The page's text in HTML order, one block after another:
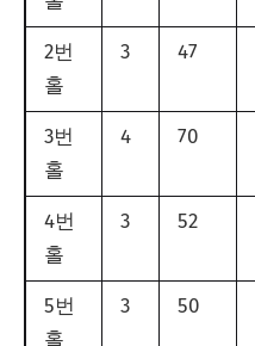
2번
홀
3 47
3번
홀
4 70
4번
홀
3 52
5번
홀
3 50